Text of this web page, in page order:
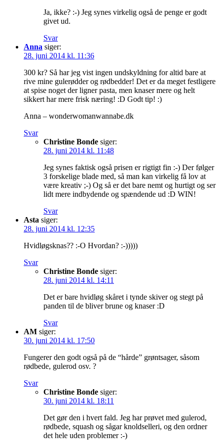
Ja, ikke? :-) Jeg synes virkelig også de penge er godt
givet ud.
Svar
Anna siger:
28. juni 2014 kl. 11:36
300 kr? Så har jeg vist ingen undskyldning for altid bare at
rive mine gulerødder og rødbedder! Det er da meget festligere
at spise noget der ligner pasta, men knaser mere og helt
sikkert har mere frisk næring! :D Godt tip! :)
Anna – wonderwomanwannabe.dk
Svar
Christine Bonde siger:
28. juni 2014 kl. 11:48
Jeg synes faktisk også prisen er rigtigt fin :-) Der følger
3 forskelige blade med, så man kan virkelig få lov at
være kreativ ;-) Og så er det bare nemt og hurtigt og ser
lidt mere indbydende og spændende ud :D WIN!
Svar
Asta siger:
28. juni 2014 kl. 12:35
Hvidløgsknas?? :-O Hvordan? :-)))))
Svar
Christine Bonde siger:
28. juni 2014 kl. 14:11
Det er bare hvidløg skåret i tynde skiver og stegt på
panden til de bliver brune og knaser :D
Svar
AM siger:
30. juni 2014 kl. 17:50
Fungerer den godt også på de “hårde” grøntsager, såsom
rødbede, gulerod osv. ?
Svar
Christine Bonde siger:
30. juni 2014 kl. 18:11
Det gør den i hvert fald. Jeg har prøvet med gulerod,
rødbede, squash og sågar knoldselleri, og den ordner
det hele uden problemer :-)